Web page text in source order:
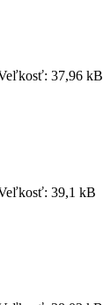
37,96 kB
39,1 kB